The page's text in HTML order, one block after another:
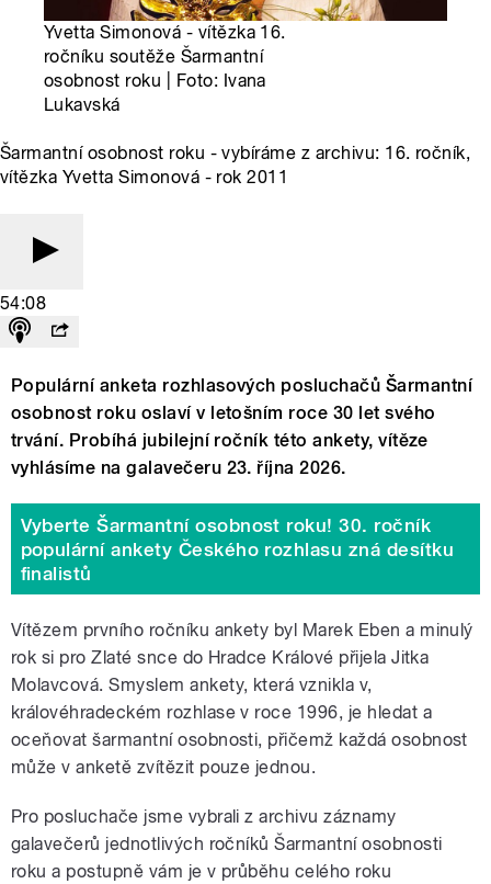
Yvetta Simonová - vítězka 16.
ročníku soutěže Šarmantní
osobnost roku | Foto: Ivana
Lukavská
Šarmantní osobnost roku - vybíráme z archivu: 16. ročník,
vítězka Yvetta Simonová - rok 2011
54:08
Populární anketa rozhlasových posluchačů Šarmantní
osobnost roku oslaví v letošním roce 30 let svého
trvání. Probíhá jubilejní ročník této ankety, vítěze
vyhlásíme na galavečeru 23. října 2026.
Vyberte Šarmantní osobnost roku! 30. ročník
populární ankety Českého rozhlasu zná desítku
finalistů
Vítězem prvního ročníku ankety byl Marek Eben a minulý
rok si pro Zlaté snce do Hradce Králové přijela Jitka
Molavcová. Smyslem ankety, která vznikla v,
královéhradeckém rozhlase v roce 1996, je hledat a
oceňovat šarmantní osobnosti, přičemž každá osobnost
může v anketě zvítězit pouze jednou.
Pro posluchače jsme vybrali z archivu záznamy
galavečerů jednotlivých ročníků Šarmantní osobnosti
roku a postupně vám je v průběhu celého roku